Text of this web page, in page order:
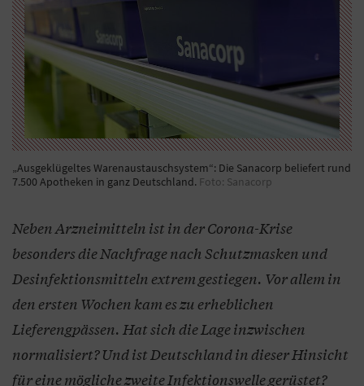
„Ausgeklügeltes Warenaustauschsystem“: Die Sanacorp beliefert rund
7.500 Apotheken in ganz Deutschland. Foto: Sanacorp
Neben Arzneimitteln ist in der Corona-Krise
besonders die Nachfrage nach Schutzmasken und
Desinfektionsmitteln extrem gestiegen. Vor allem in
den ersten Wochen kam es zu erheblichen
Lieferengpässen. Hat sich die Lage inzwischen
normalisiert? Und ist Deutschland in dieser Hinsicht
für eine mögliche zweite Infektionswelle gerüstet?